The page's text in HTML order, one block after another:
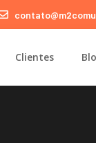
Clientes